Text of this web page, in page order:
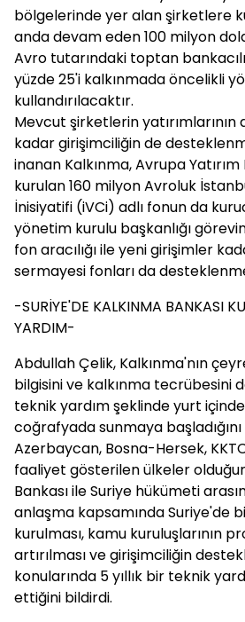
bölgelerinde yer alan şirketlere
anda devam eden 100 milyon
Avro tutarındaki toptan
yüzde 25'i kalkınmada öncelikli
kullandırılacaktır.
Mevcut şirketlerin
kadar girişimciliğin de
inanan Kalkınma, Avrupa
kurulan 160 milyon Avroluk
İnisiyatifi (iVCi) adlı fonun da
yönetim kurulu başkanlığı
fon aracılığı ile yeni girişimler
sermayesi fonları da
-SURİYE'DE KALKINMA BANKASI
YARDIM-
Abdullah Çelik, Kalkınma'nın
bilgisini ve kalkınma tecrübesini
teknik yardım şeklinde yurt
coğrafyada sunmaya
Azerbaycan, Bosna-Hersek,
faaliyet gösterilen ülkeler
Bankası ile Suriye hükümeti
anlaşma kapsamında Suriye'de
kurulması, kamu kuruluşlarının
artırılması ve girişimciliğin
konularında 5 yıllık bir teknik
ettiğini bildirdi.